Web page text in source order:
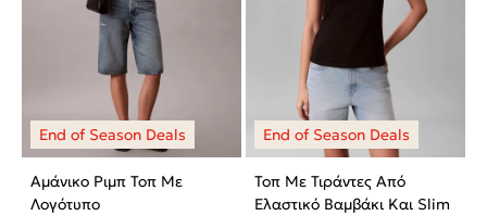
Αμάνικο Ριμπ Τοπ Με
Λογότυπο
Τοπ Με Τιράντες Από
Ελαστικό Βαμβάκι Και Slim